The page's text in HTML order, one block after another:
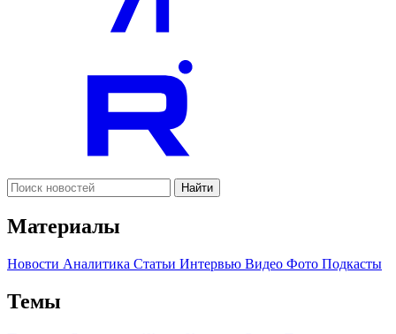
Найти
Материалы
Новости Аналитика Статьи Интервью Видео Фото Подкасты
Темы